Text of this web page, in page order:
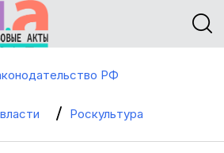
РФ
Роскультура